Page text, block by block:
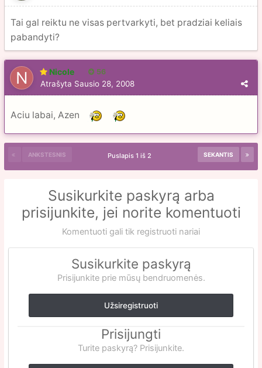
Tai gal reiktu ne visas pertvarkyti, bet pradziai keliais
pabandyti?
Nicole 56
Atrašyta Sausio 28, 2008
Aciu labai, Azen
ANKSTESNIS SEKANTIS
Puslapis 1 iš 2
Susikurkite paskyrą arba
prisijunkite, jei norite komentuoti
Komentuoti gali tik registruoti nariai
Susikurkite paskyrą
Prisijunkite prie mūsų bendruomenės.
Užsiregistruoti
Prisijungti
Turite paskyrą? Prisijunkite.